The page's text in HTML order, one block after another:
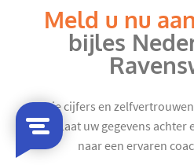
Meld u nu
bijles
Mooie cijfers en
zicht. Laat uw gegevens achter
naar een ervaren